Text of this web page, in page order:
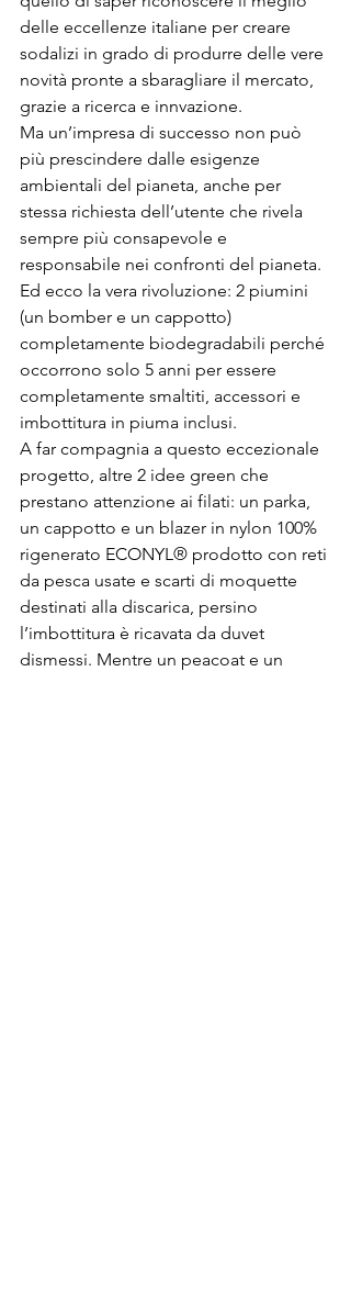
delle eccellenze italiane per creare
sodalizi in grado di produrre delle vere
novità pronte a sbaragliare il mercato,
grazie a ricerca e innvazione.
Ma un’impresa di successo non può
più prescindere dalle esigenze
ambientali del pianeta, anche per
stessa richiesta dell’utente che rivela
sempre più consapevole e
responsabile nei confronti del pianeta.
Ed ecco la vera rivoluzione: 2 piumini
(un bomber e un cappotto)
completamente biodegradabili perché
occorrono solo 5 anni per essere
completamente smaltiti, accessori e
imbottitura in piuma inclusi.
A far compagnia a questo eccezionale
progetto, altre 2 idee green che
prestano attenzione ai filati: un parka,
un cappotto e un blazer in nylon 100%
rigenerato ECONYL® prodotto con reti
da pesca usate e scarti di moquette
destinati alla discarica, persino
l’imbottitura è ricavata da duvet
dismessi. Mentre un peacoat e un